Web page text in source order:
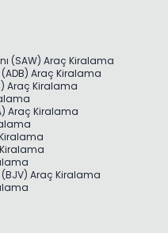
(SAW) Araç Kiralama
Araç Kiralama
Araç Kiralama
Araç Kiralama
Araç Kiralama